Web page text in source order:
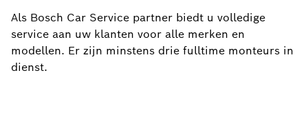
Als Bosch Car Service partner biedt u volledige
service aan uw klanten voor alle merken en
modellen. Er zijn minstens drie fulltime monteurs in
dienst.